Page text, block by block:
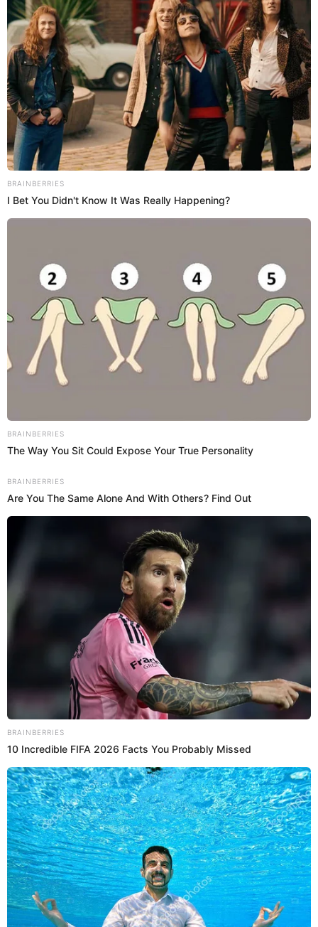
15 May 2024 | 10:43 h
Pashi Pashi, integrante de 'JB en ATV' celebra
quinceañero de su hija: "Mi único amor"
La venezolana Pashi rompió el chanchito para festejar por todo lo
alto los 15 años de su única hija: "Eres mi niña hermosa", expresó la
sensual integrante de 'JB en ATV'.
15 May 2024 | 10:43 h
La trágica historia de ‘Pashi Pashi’ de “JB en